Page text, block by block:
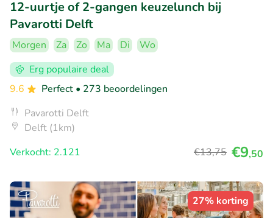
12-uurtje of 2-gangen keuzelunch bij
Pavarotti Delft
Morgen Za Zo Ma Di
Wo
Erg populaire deal
9.6
Perfect • 273 beoordelingen
Pavarotti Delft
Delft (1km)
Verkocht: 2.121
€13,75 €9,50
27% korting